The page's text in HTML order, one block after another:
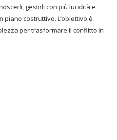
gestirli con più lucidità e
costruttivo. L’obiettivo è
per trasformare il conflitto in